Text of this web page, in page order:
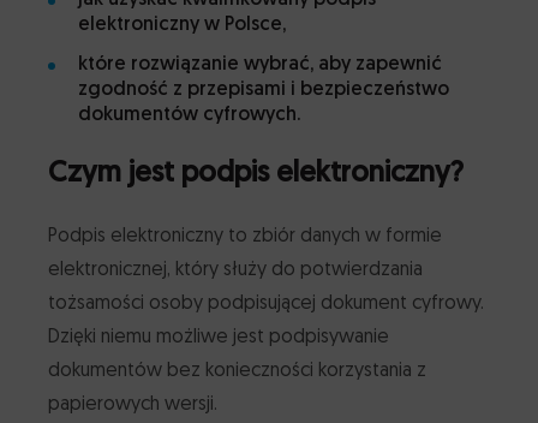
elektroniczny w Polsce,
które rozwiązanie wybrać, aby zapewnić
zgodność z przepisami i bezpieczeństwo
dokumentów cyfrowych.
Czym jest podpis elektroniczny?
Podpis elektroniczny to zbiór danych w formie
elektronicznej, który służy do potwierdzania
tożsamości osoby podpisującej dokument cyfrowy.
Dzięki niemu możliwe jest podpisywanie
dokumentów bez konieczności korzystania z
papierowych wersji.